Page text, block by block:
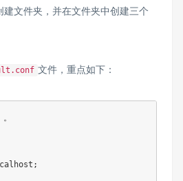
建文件夹，并在文件夹中创建三个
文件，重点如下：